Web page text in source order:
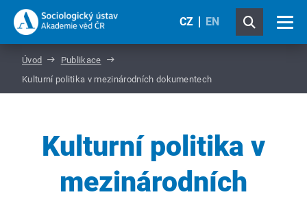
CZ EN
Úvod
Publikace
Kulturní politika v mezinárodních dokumentech
Kulturní politika v
mezinárodních